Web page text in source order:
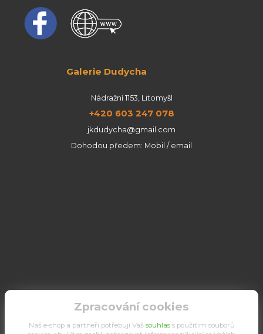
Galerie Dudycha
Nádražní 1153, Litomyšl
+420 603 247 078
jkdudycha@gmail.com
Dohodou předem: Mobil / email
Zpracování cookies
Náš e-shop a partneři potřebují Váš souhlass použitím souborů